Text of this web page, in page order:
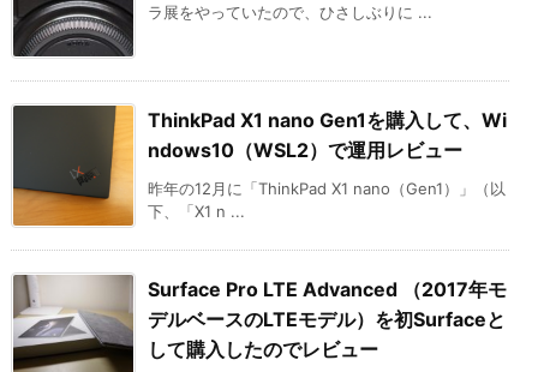
ラ展をやっていたので、ひさしぶりに ...
ThinkPad X1 nano Gen1を購入して、Wi
ndows10（WSL2）で運用レビュー
昨年の12月に「ThinkPad X1 nano（Gen1）」（以
下、「X1 n ...
Surface Pro LTE Advanced （2017年モ
デルベースのLTEモデル）を初Surfaceと
して購入したのでレビュー